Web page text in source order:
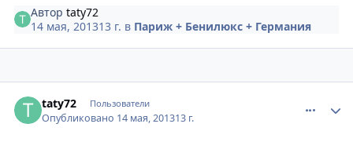
Авторtaty72
14 мая, 201313 г. в Париж + Бенилюкс + Германия
taty72 Пользователи
Опубликовано 14 мая, 201313 г.